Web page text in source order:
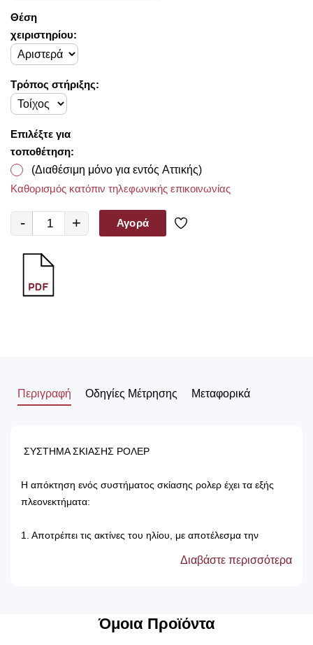
Θέση
χειριστηρίου:
Τρόπος στήριξης:
Επιλέξτε για
τοποθέτηση:
(Διαθέσιμη μόνο για εντός Αττικής)
Καθορισμός κατόπιν τηλεφωνικής επικοινωνίας
- + Αγορά
Περιγραφή Οδηγίες Μέτρησης Μεταφορικά
ΣΥΣΤΗΜΑ ΣΚΙΑΣΗΣ ΡΟΛΕΡ
Η απόκτηση ενός συστήματος σκίασης ρολερ έχει τα εξής
πλεονεκτήματα:
1. Αποτρέπει τις ακτίνες του ηλίου, με αποτέλεσμα την
2. Δεν χρειάζονται πλύσιμο, καθώς καθαρίζονται μόνο με ένα
χρόνο αλλά και στον ήλιο.
4. Μπορούν να τοποθετηθούν κάτω από ξύλινη μετώπη ή
Διαβάστε περισσότερα
Όμοια Προϊόντα